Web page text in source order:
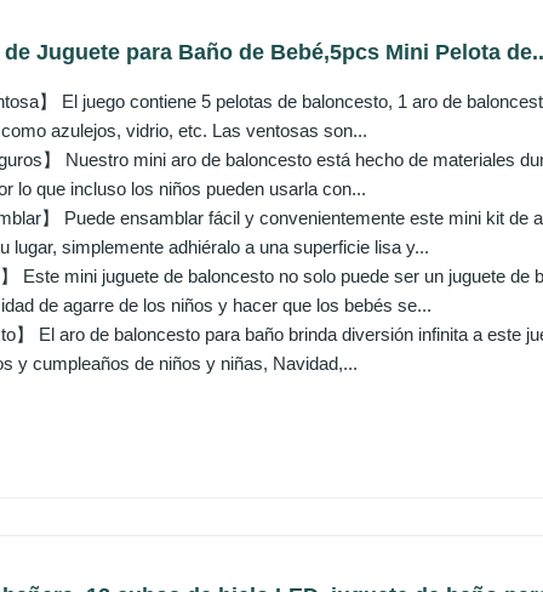
Juguete para Baño de Bebé,5pcs Mini Pelota
】 El juego contiene 5 pelotas de baloncesto, 1 aro de
azulejos, vidrio, etc. Las ventosas son...
】 Nuestro mini aro de baloncesto está hecho de materiales
lo que incluso los niños pueden usarla con...
】 Puede ensamblar fácil y convenientemente este mini kit de
lugar, simplemente adhiéralo a una superficie lisa y...
Este mini juguete de baloncesto no solo puede ser un juguete de
de agarre de los niños y hacer que los bebés se...
】 El aro de baloncesto para baño brinda diversión infinita a este
y cumpleaños de niños y niñas, Navidad,...